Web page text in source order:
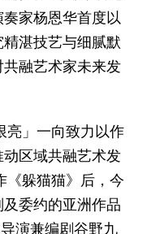
家杨恩华首度以
精湛技艺与细腻默
融艺术家未来发
亮」一向致力以作
区域共融艺术发
《躲猫猫》后，今
委约的亚洲作品
演兼编剧谷野九